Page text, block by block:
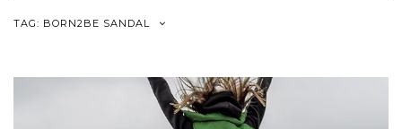
TAG: BORN2BE SANDAL